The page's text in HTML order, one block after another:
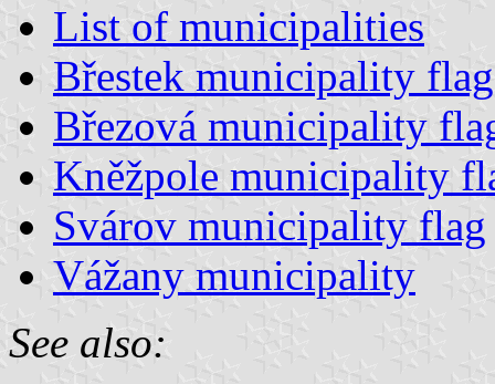
List of municipalities
Břestek municipality flag
Březová municipality
Kněžpole municipality
Svárov municipality flag
Vážany municipality
See also: